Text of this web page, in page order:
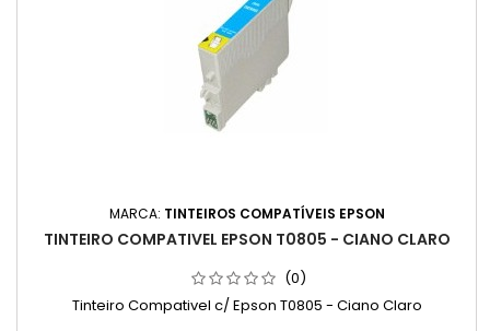
MARCA: TINTEIROS COMPATÍVEIS EPSON
TINTEIRO COMPATIVEL EPSON T0805 - CIANO CLARO
(0)
Tinteiro Compativel c/ Epson T0805 - Ciano Claro